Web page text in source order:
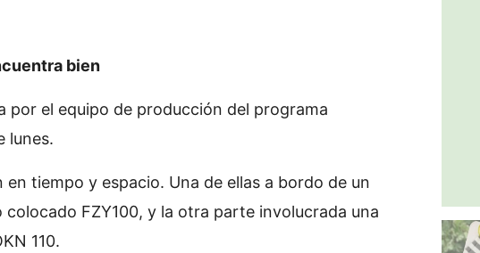
bien
por el equipo de producción del programa
lunes.
tiempo y espacio. Una de ellas a bordo de un
FZY100, y la otra parte involucrada una
110.